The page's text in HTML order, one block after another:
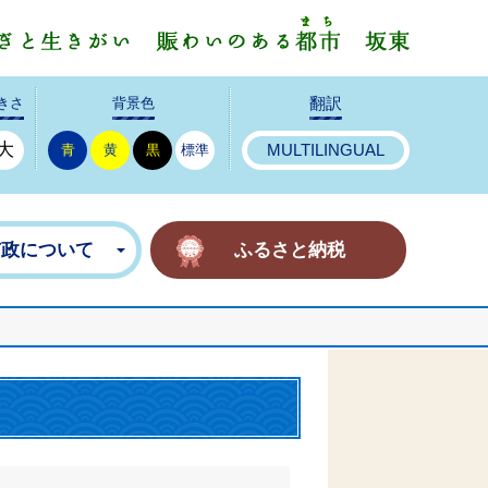
さ 背景色
青 黄 黒 標準
翻訳
MULTILINGUAL
について ふるさと納税